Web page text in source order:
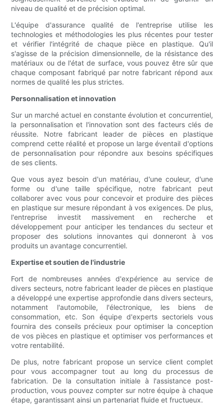
niveau de qualité et de précision optimal.
L'équipe d'assurance qualité de l'entreprise utilise les
technologies et méthodologies les plus récentes pour tester
et vérifier l'intégrité de chaque pièce en plastique. Qu'il
s'agisse de la précision dimensionnelle, de la résistance des
matériaux ou de l'état de surface, vous pouvez être sûr que
chaque composant fabriqué par notre fabricant répond aux
normes de qualité les plus strictes.
Personnalisation et innovation
Sur un marché actuel en constante évolution et concurrentiel,
la personnalisation et l'innovation sont des facteurs clés de
réussite. Notre fabricant leader de pièces en plastique
comprend cette réalité et propose un large éventail d'options
de personnalisation pour répondre aux besoins spécifiques
de ses clients.
Que vous ayez besoin d'un matériau, d'une couleur, d'une
forme ou d'une taille spécifique, notre fabricant peut
collaborer avec vous pour concevoir et produire des pièces
en plastique sur mesure répondant à vos exigences. De plus,
l'entreprise investit massivement en recherche et
développement pour anticiper les tendances du secteur et
proposer des solutions innovantes qui donneront à vos
produits un avantage concurrentiel.
Expertise et soutien de l'industrie
Fort de nombreuses années d'expérience au service de
divers secteurs, notre fabricant leader de pièces en plastique
a développé une expertise approfondie dans divers secteurs,
notamment l'automobile, l'électronique, les biens de
consommation, etc. Son équipe d'experts sectoriels vous
fournira des conseils précieux pour optimiser la conception
de vos pièces en plastique et optimiser vos performances et
votre rentabilité.
De plus, notre fabricant propose un service client complet
pour vous accompagner tout au long du processus de
fabrication. De la consultation initiale à l'assistance post-
production, vous pouvez compter sur notre équipe à chaque
étape, garantissant ainsi un partenariat fluide et fructueux.